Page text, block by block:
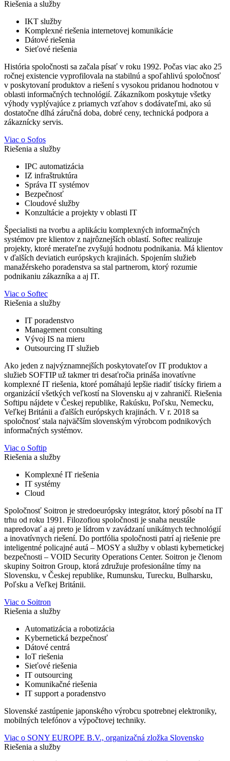
Riešenia a služby
IKT služby
Komplexné riešenia internetovej komunikácie
Dátové riešenia
Sieťové riešenia
História spoločnosti sa začala písať v roku 1992. Počas viac ako 25
ročnej existencie vyprofilovala na stabilnú a spoľahlivú spoločnosť
v poskytovaní produktov a riešení s vysokou pridanou hodnotou v
oblasti informačných technológií. Zákazníkom poskytuje všetky
výhody vyplývajúce z priamych vzťahov s dodávateľmi, ako sú
dostatočne dlhá záručná doba, dobré ceny, technická podpora a
zákaznícky servis.
Viac o Sofos
Riešenia a služby
IPC automatizácia
IZ infraštruktúra
Správa IT systémov
Bezpečnosť
Cloudové služby
Konzultácie a projekty v oblasti IT
Špecialisti na tvorbu a aplikáciu komplexných informačných
systémov pre klientov z najrôznejších oblastí. Softec realizuje
projekty, ktoré merateľne zvyšujú hodnotu podnikania. Má klientov
v ďalších deviatich európskych krajinách. Spojením služieb
manažérskeho poradenstva sa stal partnerom, ktorý rozumie
podnikaniu zákazníka a aj IT.
Viac o Softec
Riešenia a služby
IT poradenstvo
Management consulting
Vývoj IS na mieru
Outsourcing IT služieb
Ako jeden z najvýznamnejších poskytovateľov IT produktov a
služieb SOFTIP už takmer tri desaťročia prináša inovatívne
komplexné IT riešenia, ktoré pomáhajú lepšie riadiť tisícky firiem a
organizácií všetkých veľkostí na Slovensku aj v zahraničí. Riešenia
Softipu nájdete v Českej republike, Rakúsku, Poľsku, Nemecku,
Veľkej Británii a ďalších európskych krajinách. V r. 2018 sa
spoločnosť stala najväčším slovenským výrobcom podnikových
informačných systémov.
Viac o Softip
Riešenia a služby
Komplexné IT riešenia
IT systémy
Cloud
Spoločnosť Soitron je stredoeurópsky integrátor, ktorý pôsobí na IT
trhu od roku 1991. Filozofiou spoločnosti je snaha neustále
napredovať a aj preto je lídrom v zavádzaní unikátnych technológií
a inovatívnych riešení. Do portfólia spoločnosti patrí aj riešenie pre
inteligentné policajné autá – MOSY a služby v oblasti kybernetickej
bezpečnosti – VOID Security Operations Center. Soitron je členom
skupiny Soitron Group, ktorá združuje profesionálne tímy na
Slovensku, v Českej republike, Rumunsku, Turecku, Bulharsku,
Poľsku a Veľkej Británii.
Viac o Soitron
Riešenia a služby
Automatizácia a robotizácia
Kybernetická bezpečnosť
Dátové centrá
IoT riešenia
Sieťové riešenia
IT outsourcing
Komunikačné riešenia
IT support a poradenstvo
Slovenské zastúpenie japonského výrobcu spotrebnej elektroniky,
mobilných telefónov a výpočtovej techniky.
Viac o SONY EUROPE B.V., organizačná zložka Slovensko
Riešenia a služby